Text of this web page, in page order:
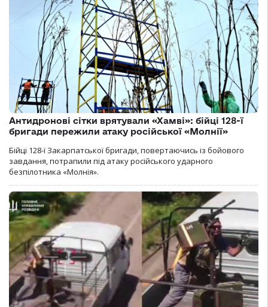
Антидронові сітки врятували «Хамві»: бійці 128-ї
бригади пережили атаку російської «Молнії»
Бійці 128-ї Закарпатської бригади, повертаючись із бойового
завдання, потрапили під атаку російського ударного
безпілотника «Молнія».